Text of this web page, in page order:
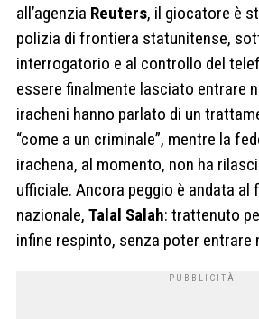
all’agenzia Reuters, il giocatore è
polizia di frontiera statunitense,
interrogatorio e al controllo del
essere finalmente lasciato entrare
iracheni hanno parlato di un
“come a un criminale”, mentre la
irachena, al momento, non ha
ufficiale. Ancora peggio è andata
nazionale, Talal Salah: trattenuto
infine respinto, senza poter entrare